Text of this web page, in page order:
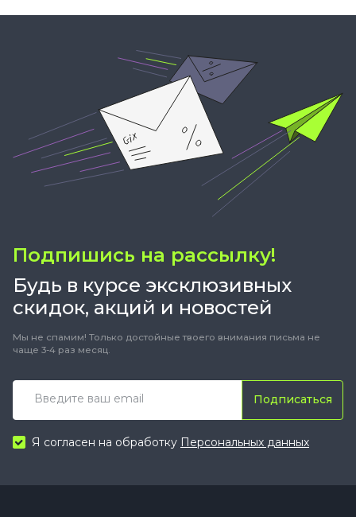
Подпишись на рассылку!
Будь в курсе эксклюзивных
скидок, акций и новостей
Мы не спамим! Только достойные твоего внимания письма не
чаще 3-4 раз месяц.
Подписаться
Я согласен на обработку Персональных данных